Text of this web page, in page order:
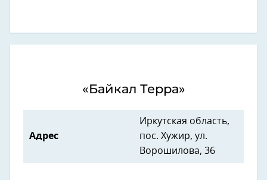
«Байкал Терра»
Адрес
Иркутская область,
пос. Хужир, ул.
Ворошилова, 36